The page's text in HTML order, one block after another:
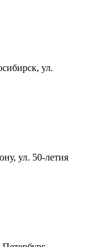
ул.
ул. 50-летия